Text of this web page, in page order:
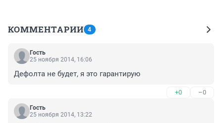
КОММЕНТАРИИ 4
Гость
25 ноября 2014, 16:06
Дефолта не будет, я это гарантирую
+0 –0
Гость
25 ноября 2014, 13:22